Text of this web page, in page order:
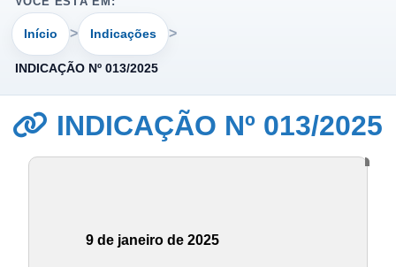
Início Indicações
INDICAÇÃO Nº 013/2025
INDICAÇÃO Nº 013/2025
9 de janeiro de 2025